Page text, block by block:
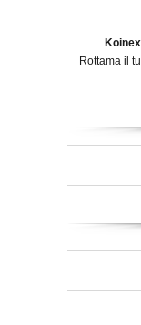
Rottama il